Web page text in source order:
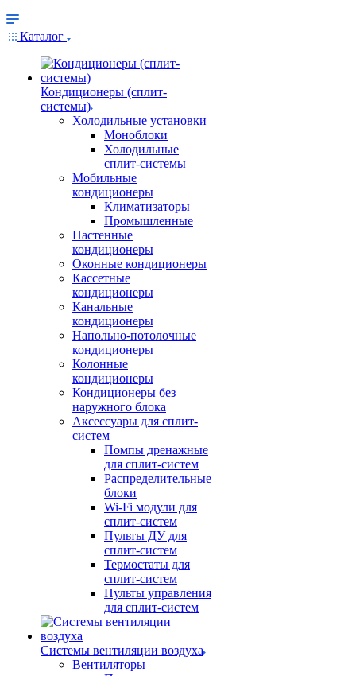
Каталог
Кондиционеры (сплит-
системы)
Холодильные установки
Моноблоки
Холодильные
сплит-системы
Мобильные
кондиционеры
Климатизаторы
Промышленные
Настенные
кондиционеры
Оконные кондиционеры
Кассетные
кондиционеры
Канальные
кондиционеры
Напольно-потолочные
кондиционеры
Колонные
кондиционеры
Кондиционеры без
наружного блока
Аксессуары для сплит-
систем
Помпы дренажные
для сплит-систем
Распределительные
блоки
Wi-Fi модули для
сплит-систем
Пульты ДУ для
сплит-систем
Термостаты для
сплит-систем
Пульты управления
для сплит-систем
Системы вентиляции воздуха
Вентиляторы